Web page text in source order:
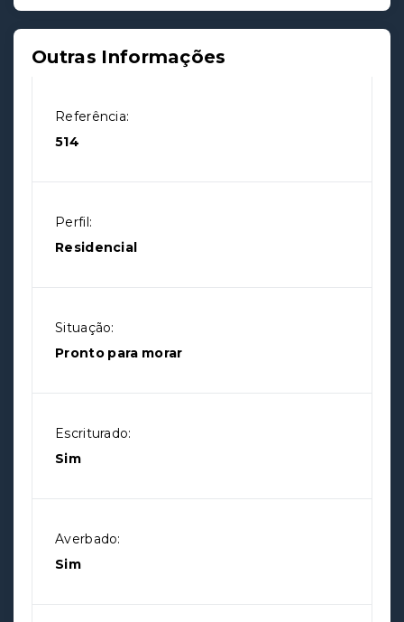
Outras Informações
Referência:
514
Perfil:
Residencial
Situação:
Pronto para morar
Escriturado:
Sim
Averbado:
Sim